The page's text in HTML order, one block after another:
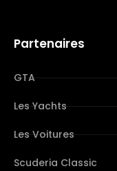
Partenaires
GTA
Les Yachts
Les Voitures
Scuderia Classic